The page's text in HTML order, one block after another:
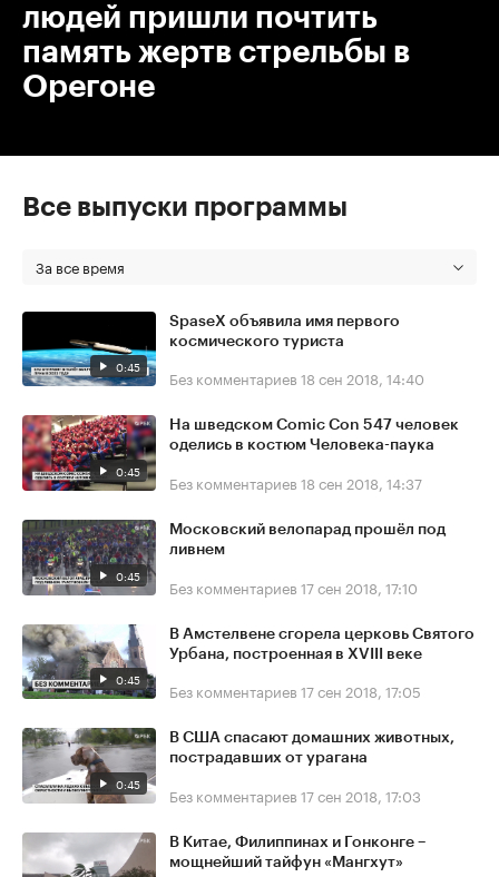
людей пришли почтить
память жертв стрельбы в
Орегоне
Все выпуски программы
За все время
0:45
SpaseX объявила имя первого
космического туриста
Без комментариев 18 сен 2018, 14:40
0:45
На шведском Comic Con 547 человек
оделись в костюм Человека-паука
Без комментариев 18 сен 2018, 14:37
0:45
Московский велопарад прошёл под
ливнем
Без комментариев 17 сен 2018, 17:10
0:45
В Амстелвене сгорела церковь Святого
Урбана, построенная в XVIII веке
Без комментариев 17 сен 2018, 17:05
0:45
В США спасают домашних животных,
пострадавших от урагана
Без комментариев 17 сен 2018, 17:03
В Китае, Филиппинах и Гонконге –
мощнейший тайфун «Мангхут»